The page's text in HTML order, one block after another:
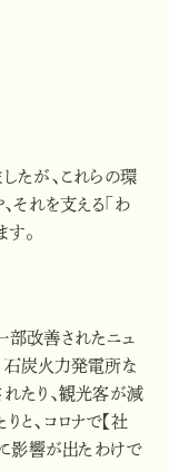
たが、これらの環
それを支える「わ
。
部改善されたニュ
石炭火力発電所な
たり、観光客が減
と、コロナで【社
影響が出たわけで